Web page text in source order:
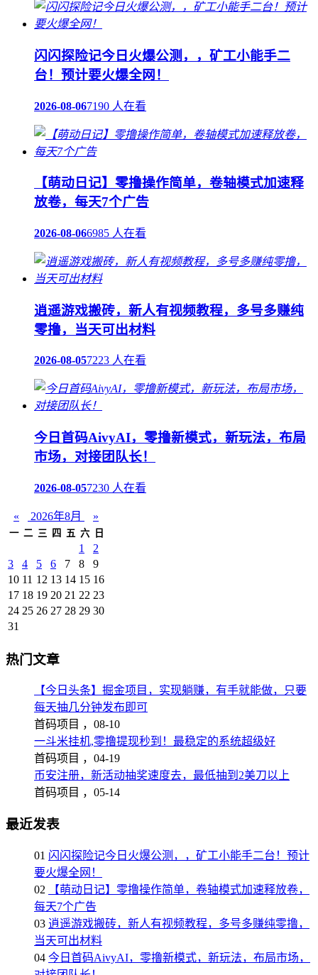
闪闪探险记今日火爆公测，，矿工小能手二
台！预计要火爆全网！
2026-08-067190 人在看
【萌动日记】零撸操作简单，卷轴模式加速释
放卷，每天7个广告
2026-08-066985 人在看
逍遥游戏搬砖，新人有视频教程，多号多赚纯
零撸，当天可出材料
2026-08-057223 人在看
今日首码AivyAI，零撸新模式，新玩法，布局
市场，对接团队长！
2026-08-057230 人在看
« 2026年8月 »
一 二 三 四 五 六 日
1
2
3
4 5 6 7 8
9
10 11 12 13 14 15 16
17 18 19 20 21 22 23
24 25 26 27 28 29 30
31
热门文章
【今日头条】掘金项目，实现躺赚，有手就能做，只要
每天抽几分钟发布即可
首码项目 ， 08-10
一斗米挂机,零撸提现秒到！最稳定的系统超级好
首码项目 ， 04-19
币安注册，新活动抽奖速度去，最低抽到2美刀以上
首码项目 ， 05-14
最近发表
01 闪闪探险记今日火爆公测，，矿工小能手二台！预计
要火爆全网！
02
【萌动日记】零撸操作简单，卷轴模式加速释放卷，
每天7个广告
03 逍遥游戏搬砖，新人有视频教程，多号多赚纯零撸，
当天可出材料
04 今日首码AivyAI，零撸新模式，新玩法，布局市场，